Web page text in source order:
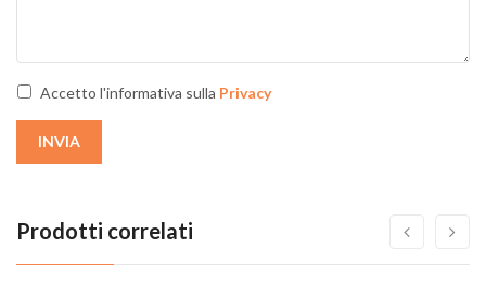
Accetto l'informativa sulla Privacy
INVIA
Prodotti correlati